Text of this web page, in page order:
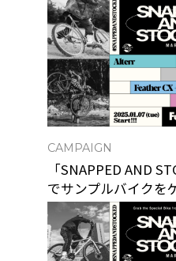
CAMPAIGN
「SNAPPED AND
でサンプルバイクを